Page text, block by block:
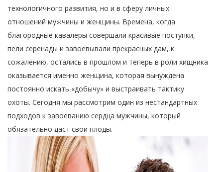
технологичного развития, но и в сферу личных
отношений мужчины и женщины. Времена, когда
благородные кавалеры совершали красивые поступки,
пели серенады и завоевывали прекрасных дам, к
сожалению, остались в прошлом и теперь в роли хищника
оказывается именно женщина, которая вынуждена
постоянно искать «добычу» и выстраивать тактику
охоты. Сегодня мы рассмотрим один из нестандартных
подходов к завоеванию сердца мужчины, который
обязательно даст свои плоды.